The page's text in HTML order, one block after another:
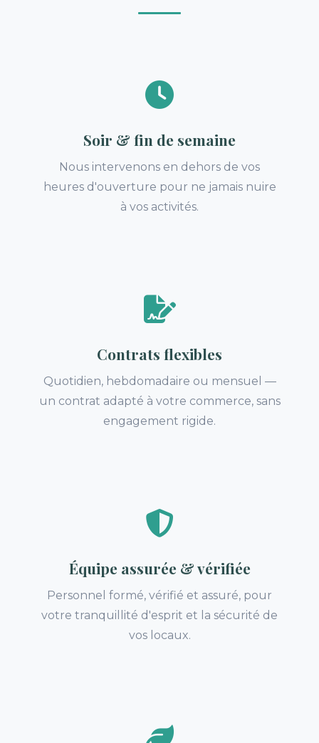
Soir & fin de semaine
Nous intervenons en dehors de vos
heures d'ouverture pour ne jamais nuire
à vos activités.
Contrats flexibles
Quotidien, hebdomadaire ou mensuel —
un contrat adapté à votre commerce, sans
engagement rigide.
Équipe assurée & vérifiée
Personnel formé, vérifié et assuré, pour
votre tranquillité d'esprit et la sécurité de
vos locaux.